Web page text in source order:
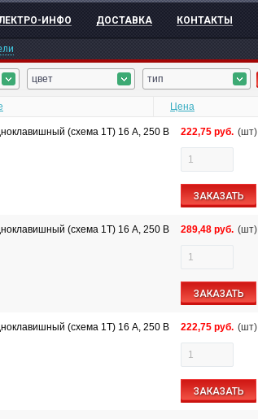
ИНФО ДОСТАВКА КОНТАКТЫ
цвет тип
Цена
(схема 1Т) 16 A, 250 B
222,75 руб. (шт)
ЗАКАЗАТЬ
(схема 1Т) 16 A, 250 B
289,48 руб. (шт)
ЗАКАЗАТЬ
(схема 1Т) 16 A, 250 B
222,75 руб. (шт)
ЗАКАЗАТЬ